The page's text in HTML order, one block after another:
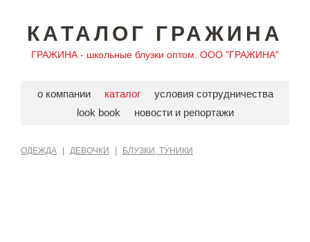
КАТАЛОГ ГРАЖИНА
ГРАЖИНА - школьные блузки оптом. ООО "ГРАЖИНА"
о компании каталог
условия сотрудничества
look book
новости и репортажи
ОДЕЖДА ДЕВОЧКИ БЛУЗКИ, ТУНИКИ